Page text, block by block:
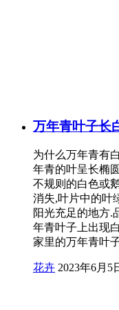
万年青叶子长
为什么万年青有
年青的叶呈长椭
不规则的白色或
消失,叶片中的叶
阳光充足的地方.
年青叶子上出现
家里的万年青叶
花卉 2023年6月5